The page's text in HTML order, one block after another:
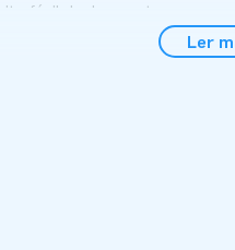
fácil de desmontar porque
em tudo! O escorrega
Ler